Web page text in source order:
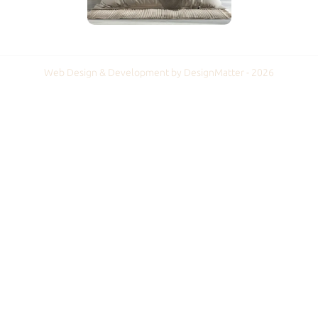
Web Design & Development by DesignMatter - 2026